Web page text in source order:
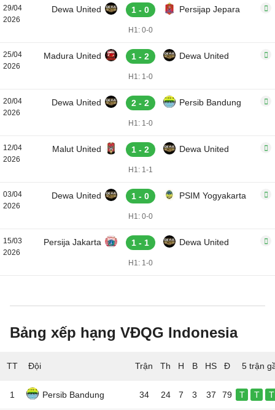
29/04
2026
Dewa United 1 - 0 Persijap Jepara
H1: 0-0
25/04
2026
Madura United 1 - 2 Dewa United
H1: 1-0
20/04
2026
Dewa United 2 - 2 Persib Bandung
H1: 1-0
12/04
2026
Malut United 1 - 2 Dewa United
H1: 1-1
03/04
2026
Dewa United 1 - 0 PSIM Yogyakarta
H1: 0-0
15/03
2026
Persija Jakarta 1 - 1 Dewa United
H1: 1-0
Bảng xếp hạng VĐQG Indonesia
TT Đội 5 trận
1 Persib Bandung 34 24 7 3 37 79 T T T